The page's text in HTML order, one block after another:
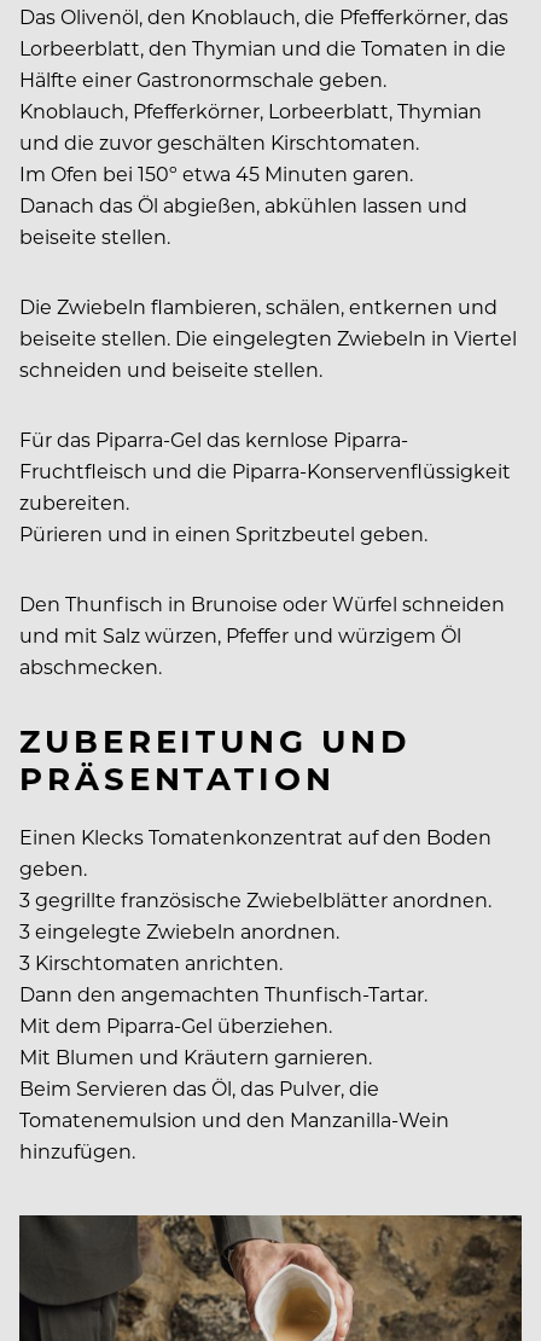
Das Olivenöl, den Knoblauch, die Pfefferkörner, das
Lorbeerblatt, den Thymian und die Tomaten in die
Hälfte einer Gastronormschale geben.
Knoblauch, Pfefferkörner, Lorbeerblatt, Thymian
und die zuvor geschälten Kirschtomaten.
Im Ofen bei 150º etwa 45 Minuten garen.
Danach das Öl abgießen, abkühlen lassen und
beiseite stellen.
Die Zwiebeln flambieren, schälen, entkernen und
beiseite stellen. Die eingelegten Zwiebeln in Viertel
schneiden und beiseite stellen.
Für das Piparra-Gel das kernlose Piparra-
Fruchtfleisch und die Piparra-Konservenflüssigkeit
zubereiten.
Pürieren und in einen Spritzbeutel geben.
Den Thunfisch in Brunoise oder Würfel schneiden
und mit Salz würzen, Pfeffer und würzigem Öl
abschmecken.
ZUBEREITUNG UND
PRÄSENTATION
Einen Klecks Tomatenkonzentrat auf den Boden
geben.
3 gegrillte französische Zwiebelblätter anordnen.
3 eingelegte Zwiebeln anordnen.
3 Kirschtomaten anrichten.
Dann den angemachten Thunfisch-Tartar.
Mit dem Piparra-Gel überziehen.
Mit Blumen und Kräutern garnieren.
Beim Servieren das Öl, das Pulver, die
Tomatenemulsion und den Manzanilla-Wein
hinzufügen.